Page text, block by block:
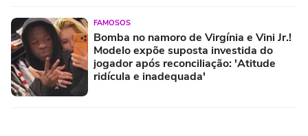
FAMOSOS
Bomba no namoro de Virgínia e Vini Jr.!
Modelo expõe suposta investida do
jogador após reconciliação: 'Atitude
ridícula e inadequada'